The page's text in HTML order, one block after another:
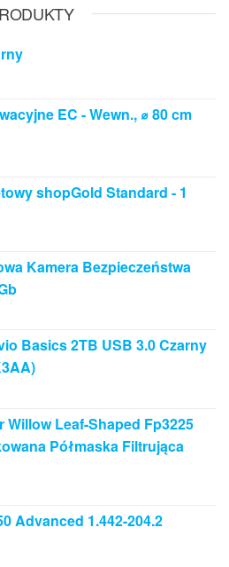
EC - Wewn., ⌀ 80 cm
shopGold Standard - 1
Kamera Bezpieczeństwa
Basics 2TB USB 3.0 Czarny
Willow Leaf-Shaped Fp3225
Półmaska Filtrująca
Advanced 1.442-204.2